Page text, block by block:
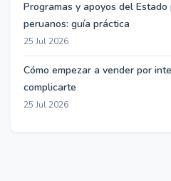
Programas y apoyos del
peruanos: guía práctica
25 Jul 2026
Cómo empezar a vender por
complicarte
25 Jul 2026